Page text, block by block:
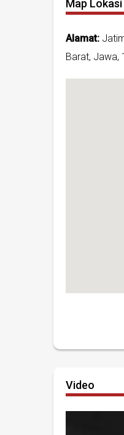
Map Lokasi
Alamat:
Barat, Jawa,
Video